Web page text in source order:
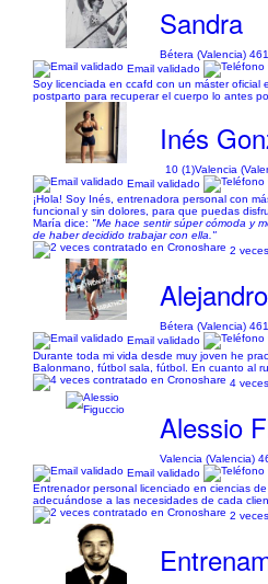
Sandra
Bétera (Valencia)
Email validado
Soy licenciada en ccafd con un máster
postparto para recuperar el cuerpo lo antes
Inés
10 (1)Valencia
Email validado
¡Hola! Soy Inés, entrenadora personal con
funcional y sin dolores, para que puedas
María dice: "Me hace sentir súper cómoda y
de haber decidido trabajar con ella."
2
Bétera (Valencia)
Email validado
Durante toda mi vida desde muy joven he
Balonmano, fútbol sala, fútbol. En cuanto al
4
Alessio
Valencia (Valencia)
Email validado
Entrenador personal licenciado en ciencias
adecuándose a las necesidades de cada
2